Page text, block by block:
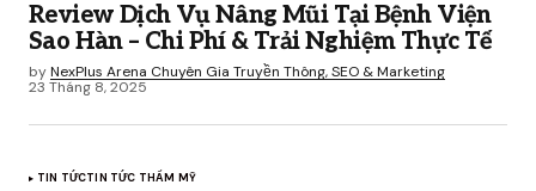
Review Dịch Vụ Nâng Mũi Tại Bệnh Viện
Sao Hàn – Chi Phí & Trải Nghiệm Thực Tế
byNexPlus Arena Chuyên Gia Truyền Thông, SEO & Marketing
23 Tháng 8, 2025
TIN TỨCTIN TỨC THẨM MỸ